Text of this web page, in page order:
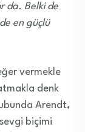
da. Belki de
en güçlü
vermekle
denk
Arendt,
sevgi biçimi